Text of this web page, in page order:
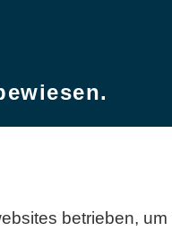
betrieben,